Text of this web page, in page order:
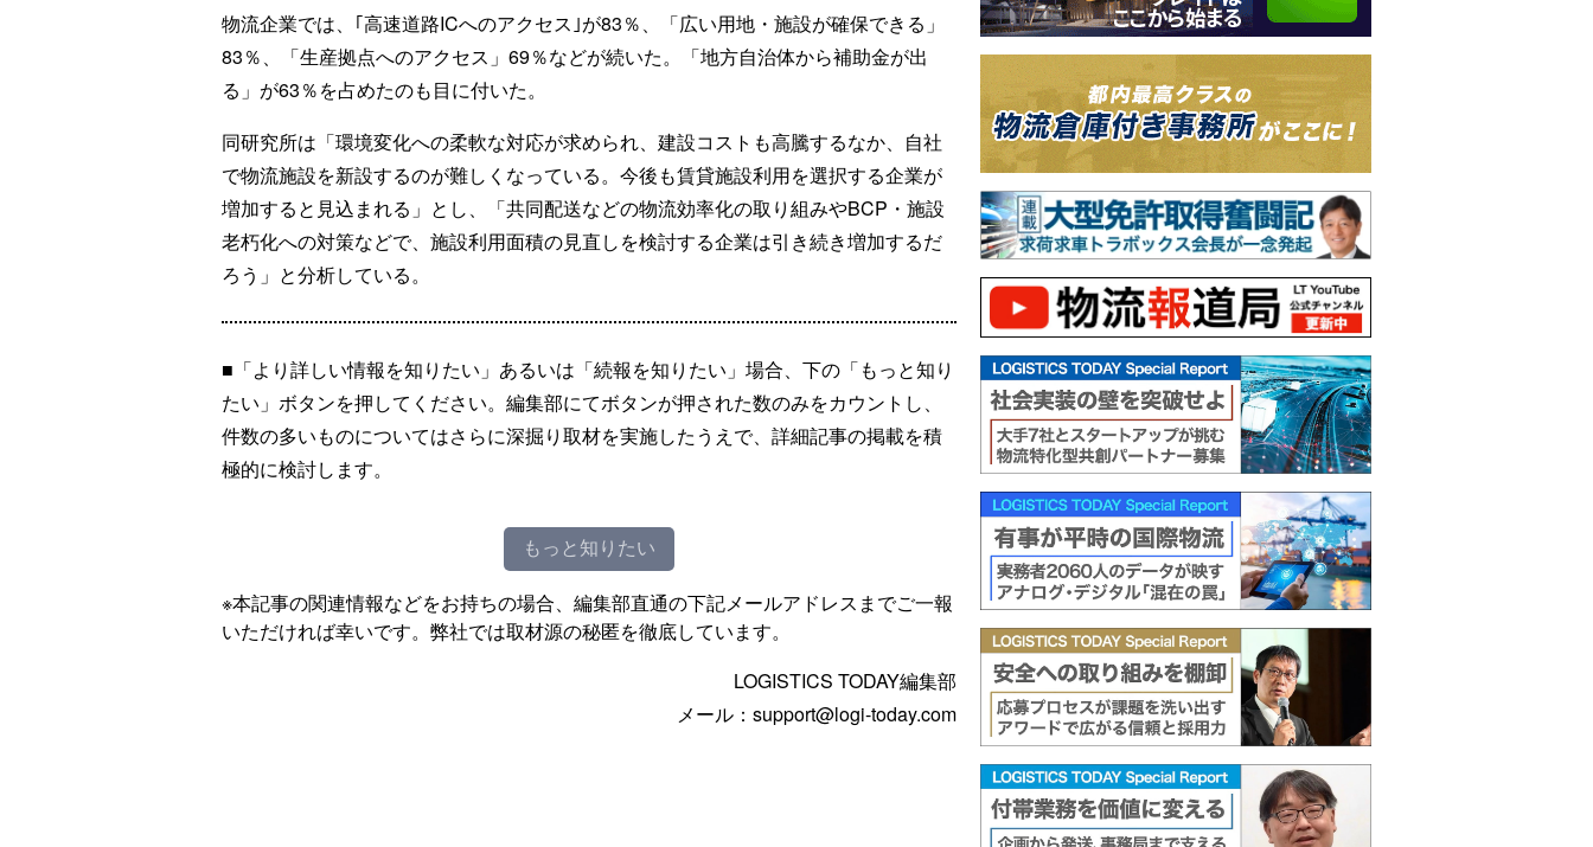
物流企業では、｢高速道路ICへのアクセス｣が83％、「広い用地・施設が確保できる」
83％、「生産拠点へのアクセス」69％などが続いた。「地方自治体から補助金が出
る」が63％を占めたのも目に付いた。
同研究所は「環境変化への柔軟な対応が求められ、建設コストも高騰するなか、自社
で物流施設を新設するのが難しくなっている。今後も賃貸施設利用を選択する企業が
増加すると見込まれる」とし、「共同配送などの物流効率化の取り組みやBCP・施設
老朽化への対策などで、施設利用面積の見直しを検討する企業は引き続き増加するだ
ろう」と分析している。
■「より詳しい情報を知りたい」あるいは「続報を知りたい」場合、下の「もっと知り
たい」ボタンを押してください。編集部にてボタンが押された数のみをカウントし、
件数の多いものについてはさらに深掘り取材を実施したうえで、詳細記事の掲載を積
極的に検討します。
もっと知りたい
※本記事の関連情報などをお持ちの場合、編集部直通の下記メールアドレスまでご一報
いただければ幸いです。弊社では取材源の秘匿を徹底しています。
LOGISTICS TODAY編集部
メール：support@logi-today.com